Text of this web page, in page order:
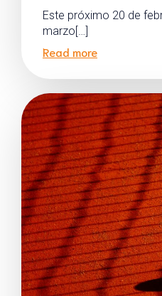
Este próximo 20 de
marzo[…]
Read more